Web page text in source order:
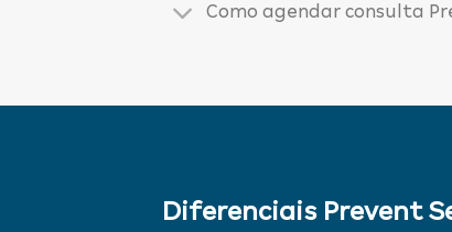
Como agendar consulta
Diferenciais Prevent